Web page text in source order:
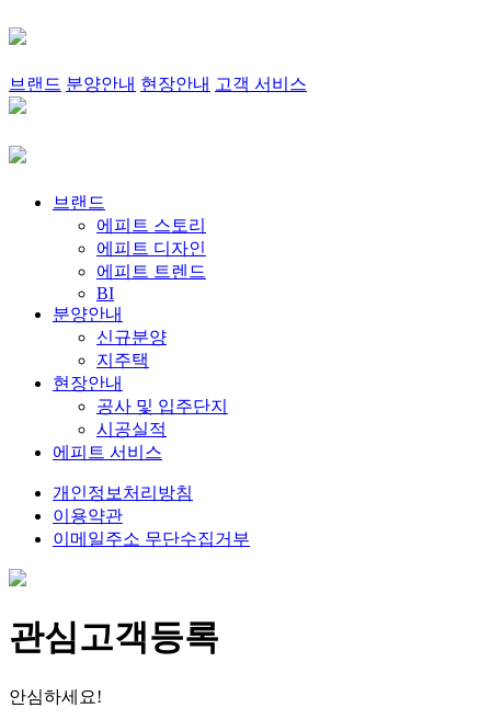
브랜드 분양안내 현장안내 고객 서비스
브랜드
에피트 스토리
에피트 디자인
에피트 트렌드
BI
분양안내
신규분양
지주택
현장안내
공사 및 입주단지
시공실적
에피트 서비스
개인정보처리방침
이용약관
이메일주소 무단수집거부
관심고객등록
안심하세요!